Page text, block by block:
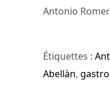
Antonio
Étiquettes :
Abellàn,